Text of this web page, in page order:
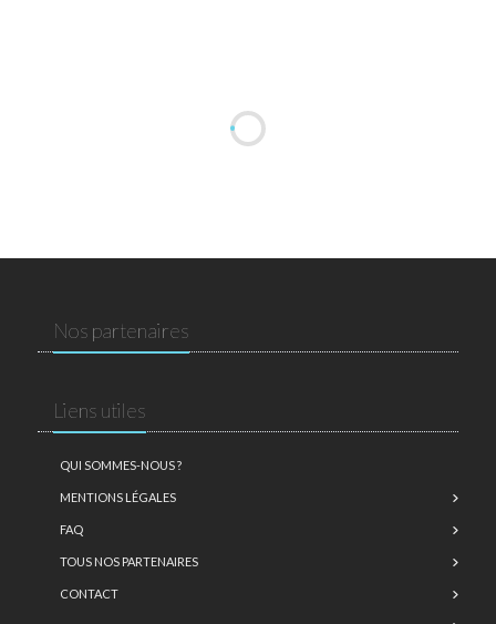
Nos partenaires
Liens utiles
QUI SOMMES-NOUS ?
MENTIONS LÉGALES
FAQ
TOUS NOS PARTENAIRES
CONTACT